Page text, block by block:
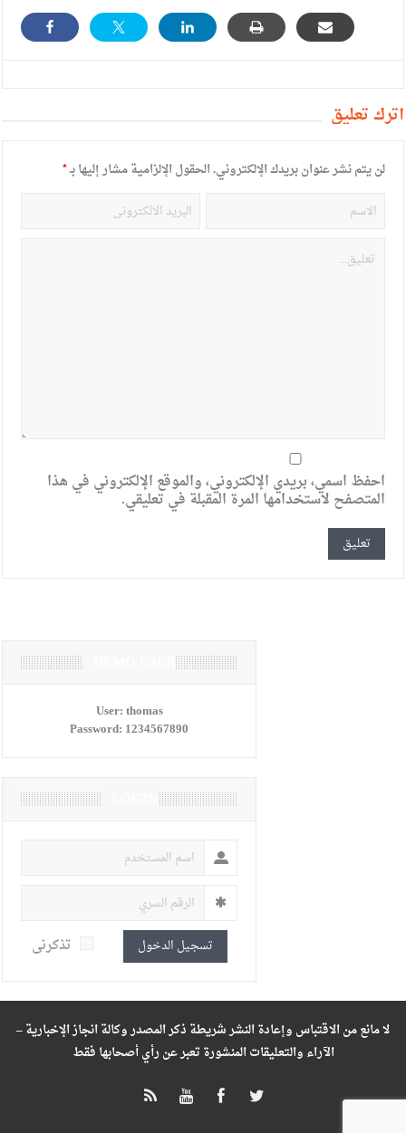
أترك تعليق
لن يتم نشر عنوان بريدك الإلكتروني.الحقول الإلزامية مشار إليها بـ*
احفظ اسمي، بريدي الإلكتروني، والموقع الإلكتروني في هذا
المتصفح لاستخدامها المرة المقبلة في تعليقي.
User:thomas
Password: 1234567890
تسجيل الدخول تذكرنى
لا مانع من الاقتباس وإعادة النشر شريطة ذكر المصدر وكالة انجاز الإخبارية –
الآراء والتعليقات المنشورة تعبر عن رأي أصحابها فقط